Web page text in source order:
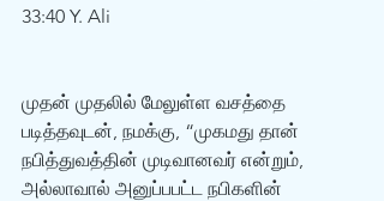
33:40 Y. Ali
முதன் முதலில் மேலுள்ள வசத்தை
படித்தவுடன், நமக்கு, “முகமது தான்
நபித்துவத்தின் முடிவானவர் என்றும்,
அல்லாவால் அனுப்பபட்ட நபிகளின்